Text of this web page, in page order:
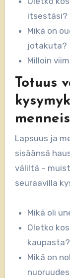
itsestäsi?
Mikä on
jotakuta?
Milloin
Totuus
Lapsuus ja
sisäänsä
väliltä –
seuraavilla
Mikä oli
Oletko
kaupasta?
Mikä on